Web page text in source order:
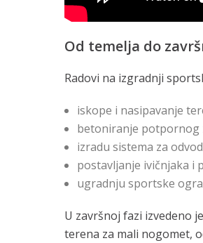
Od temelja do
Radovi na izgradnji
iskope i nasipavanje
betoniranje potpornog
izradu sistema za
postavljanje ivičnjaka i
ugradnju sportske
U završnoj fazi izvedeno
terena za mali nogomet,